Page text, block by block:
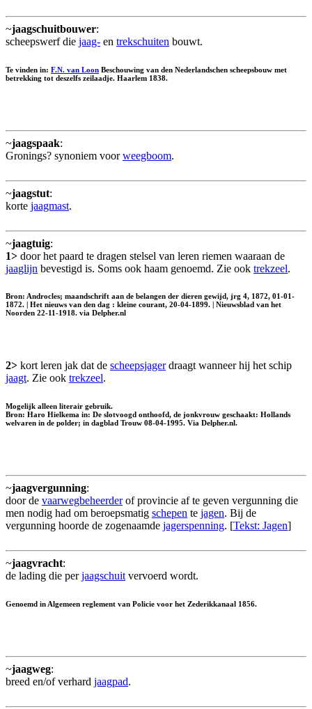
~jaagschuitbouwer:
scheepswerf die jaag- en trekschuiten bouwt.
Te vinden in: F.N. van Loon Beschouwing van den Nederlandschen scheepsbouw met
betrekking tot deszelfs zeilaadje. Haarlem 1838.
~jaagspaak:
Gronings? synoniem voorweegboom.
~jaagstut:
korte jaagmast.
~jaagtuig:
1> door het paard te dragen stelsel van leren riemen waaraan de
jaaglijn bevestigd is. Soms ook haam genoemd. Zie ook trekzeel.
Bron: Androcles; maandschrift aan de belangen der dieren gewijd, jrg 4, 1872, 01-01-
1872. | Het nieuws van den dag : kleine courant, 20-04-1899. | Nieuwsblad van het
Noorden 22-11-1918. via Delpher.nl
2> kort leren jak dat de scheepsjagerdraagt wanneer hij het schip
jaagt. Zie ook trekzeel.
Mogelijk alleen literair gebruik.
Bron: Haro Hielkema in: De slotvoogd onthoofd, de jonkvrouw geschaakt: Hollands
welvaren in de polder; in dagblad Trouw 08-04-1995. Via Delpher.nl.
~jaagvergunning:
door de vaarwegbeheerderof provincie af te geven vergunning die
men nodig had om beroepsmatig schepen te jagen. Bij de
vergunning hoorde de zogenaamde jagerspenning. [Tekst: Jagen]
~jaagvracht:
de lading die perjaagschuit vervoerd wordt.
Genoemd in Algemeen reglement van Policie voor het Zederikkanaal 1856.
~jaagweg:
breed en/of verhard jaagpad.